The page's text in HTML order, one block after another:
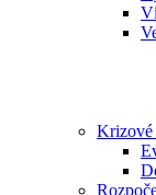
Krizové